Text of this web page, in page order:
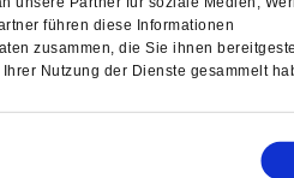
führen diese Informationen
zusammen, die Sie ihnen
Nutzung der Dienste gesammelt
Dann starb seine
des Todes und
/mehr